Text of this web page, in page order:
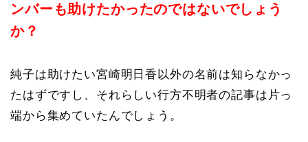
ンバーも助けたかったのではないでしょう
か？
純子は助けたい宮崎明日香以外の名前は知らなかっ
たはずですし、それらしい行方不明者の記事は片っ
端から集めていたんでしょう。